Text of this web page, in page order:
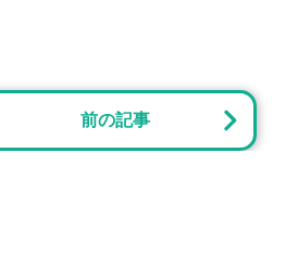
前の記事